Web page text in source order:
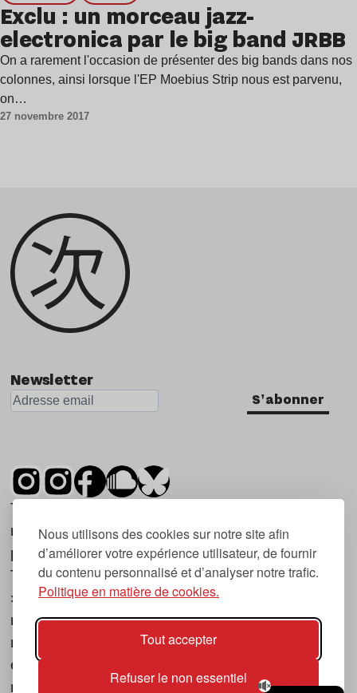
Nous utilisons des cookies sur notre site afin
d’améliorer votre expérience utilisateur, de fournir
du contenu personnalisé et d’analyser notre trafic.
Politique en matière de cookies.
Tout accepter
Refuser le non essentiel
Exclu : un morceau jazz-
electronica par le big band JRBB
On a rarement l'occasion de présenter des big bands dans nos
colonnes, ainsi lorsque l'EP Moebius Strip nous est parvenu,
on…
27 novembre 2017
Newsletter
S'abonner
Tsugi est un mensuel indépendant sur la
musique et les nouvelles tendances, dont la
première parution date de 2007.
Tsugi en japonais signifie « prochain », « suivant
», ce qui correspond à la thématique du
magazine, à l’affût des nouvelles tendances
musicales, qu’elles viennent de la musique
électronique, du rock ou du hip hop, et des
nouveaux phénomènes de société liés à la